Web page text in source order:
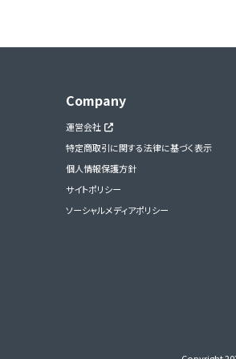
Company
運営会社
特定商取引に関する法律に基づく表示
個人情報保護方針
サイトポリシー
ソーシャルメディアポリシー